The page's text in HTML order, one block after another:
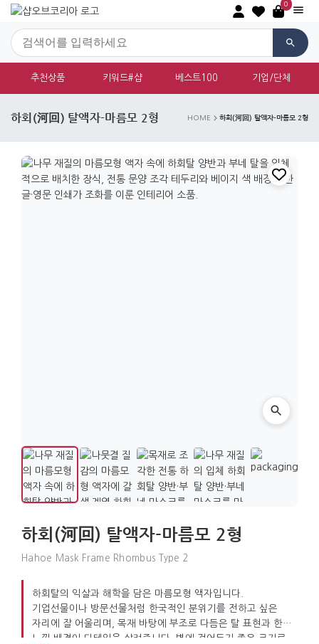
0
추천상품 키워드#샵 베스트100 기업/단체
하회(河回) 탈액자-마름모 2형 HOME 하회(河回) 탈액자-마름모 2형
하회(河回) 탈액자-마름모 2형
Hahoe Mask Frame Rhombus Type 2
하회탈의 익살과 해학을 담은 마름모형 액자입니다.
기업선물이나 방문선물처럼 한국적인 분위기를 전하고 싶은
자리에 잘 어울리며, 목재 바탕에 부조로 다듬은 탈 표현과 한지
느낌 배경이 디테일을 살려줍니다. 벽에 걸어두기 좋은 크기로